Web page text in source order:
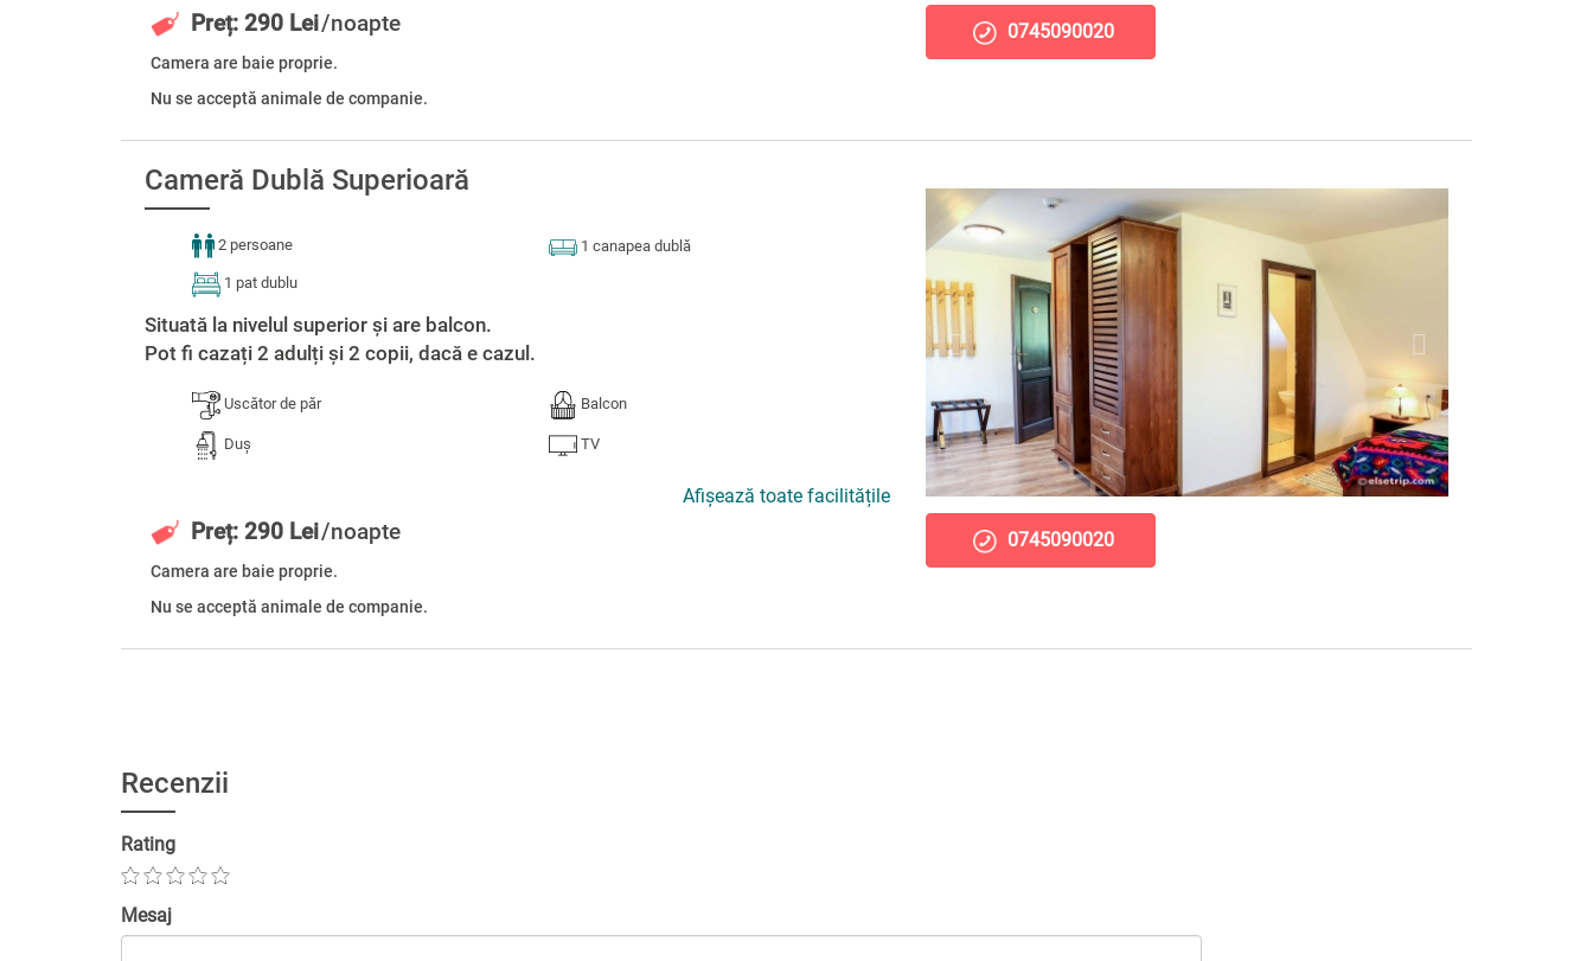
Preț: 290 Lei/noapte
Camera are baie proprie.
Nu se acceptă animale de companie.
0745090020
Cameră Dublă Superioară
2 persoane
1 pat dublu
1 canapea dublă
Situată la nivelul superior și are balcon.
Pot fi cazați 2 adulți și 2 copii, dacă e cazul.
Uscător de păr
Duș
Balcon
TV
Afișează toate facilitățile
Preț: 290 Lei/noapte
Camera are baie proprie.
Nu se acceptă animale de companie.
0745090020
Recenzii
Rating
Mesaj